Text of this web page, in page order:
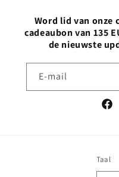
Word lid van onze
cadeaubon van 135
de nieuwste
E‑mail
Taal